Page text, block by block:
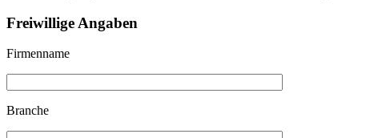
Freiwillige Angaben
Firmenname
Branche